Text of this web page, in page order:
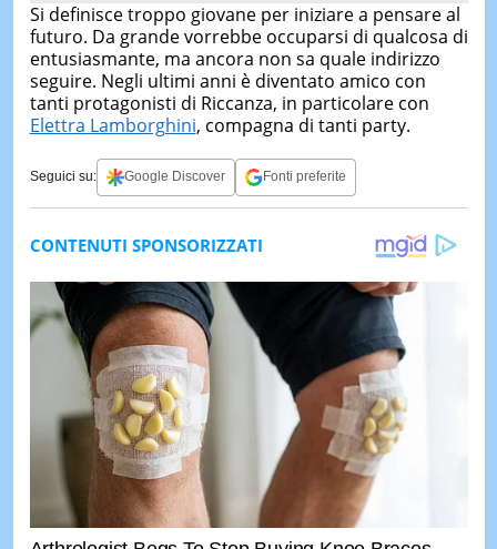
Si definisce troppo giovane per iniziare a pensare al
futuro. Da grande vorrebbe occuparsi di qualcosa di
entusiasmante, ma ancora non sa quale indirizzo
seguire. Negli ultimi anni è diventato amico con
tanti protagonisti di Riccanza, in particolare con
Elettra Lamborghini, compagna di tanti party.
Seguici su: Google Discover Fonti preferite